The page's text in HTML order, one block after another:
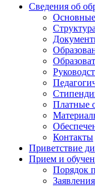
Сведения об
Платные
Контакты
Приветствие
Прием и
Порядок